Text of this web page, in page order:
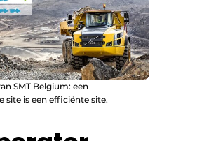
SMT Belgium: een
site is een efficiënte site.